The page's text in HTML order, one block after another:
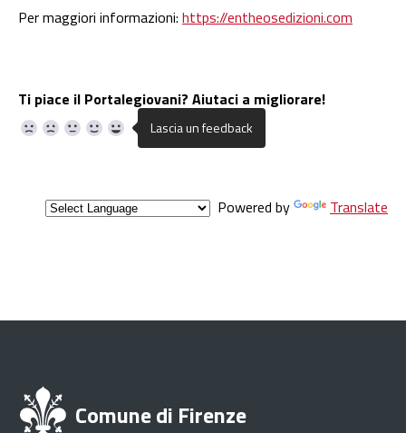
Per maggiori informazioni: https://entheosedizioni.com
Ti piace il Portalegiovani? Aiutaci a migliorare!
Powered by Translate
Comune di Firenze